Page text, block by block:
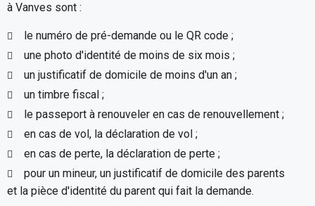
à Vanves sont :
le numéro de pré-demande ou le QR code ;
une photo d'identité de moins de six mois ;
un justificatif de domicile de moins d'un an ;
un timbre fiscal ;
le passeport à renouveler en cas de renouvellement ;
en cas de vol, la déclaration de vol ;
en cas de perte, la déclaration de perte ;
pour un mineur, un justificatif de domicile des parents
et la pièce d'identité du parent qui fait la demande.